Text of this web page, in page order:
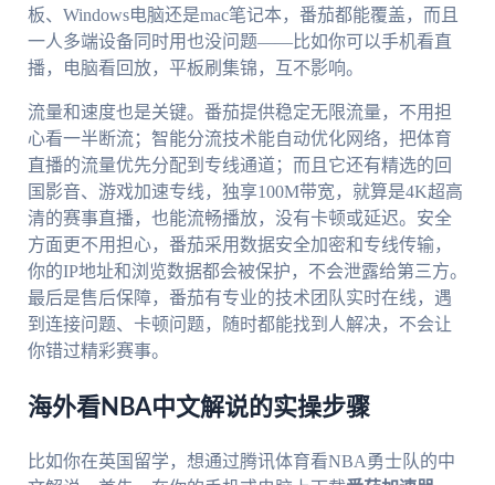
板、Windows电脑还是mac笔记本，番茄都能覆盖，而且
一人多端设备同时用也没问题——比如你可以手机看直
播，电脑看回放，平板刷集锦，互不影响。
流量和速度也是关键。番茄提供稳定无限流量，不用担
心看一半断流；智能分流技术能自动优化网络，把体育
直播的流量优先分配到专线通道；而且它还有精选的回
国影音、游戏加速专线，独享100M带宽，就算是4K超高
清的赛事直播，也能流畅播放，没有卡顿或延迟。安全
方面更不用担心，番茄采用数据安全加密和专线传输，
你的IP地址和浏览数据都会被保护，不会泄露给第三方。
最后是售后保障，番茄有专业的技术团队实时在线，遇
到连接问题、卡顿问题，随时都能找到人解决，不会让
你错过精彩赛事。
海外看NBA中文解说的实操步骤
比如你在英国留学，想通过腾讯体育看NBA勇士队的中